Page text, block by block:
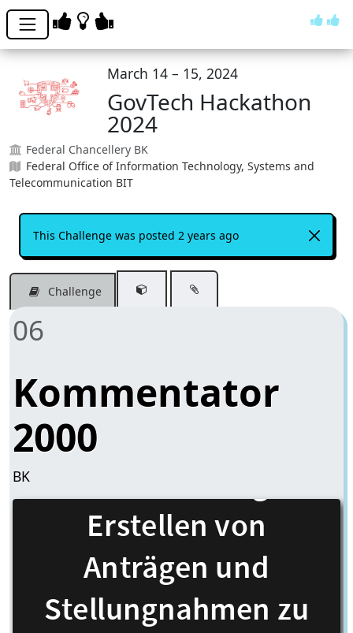
March 14 – 15, 2024
GovTech Hackathon
2024
Federal Chancellery BK
Federal Office of Information Technology, Systems and
Telecommunication BIT
This Challenge was posted 2 years ago
Challenge
06
Kommentator
2000
BK